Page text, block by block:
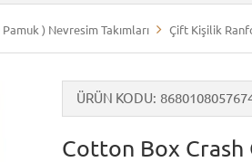
) Nevresim Takımları Çift Kişilik
ÜRÜN KODU
Cotton Box Crash